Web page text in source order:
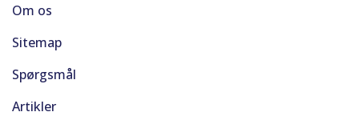
Om os
Sitemap
Spørgsmål
Artikler